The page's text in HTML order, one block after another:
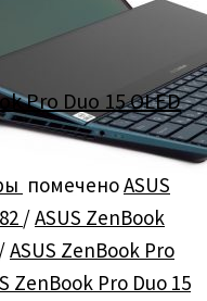
Pro Duo 15 OLED
помеченоASUS
/ASUS ZenBook
/ASUS ZenBook Pro
ZenBook Pro Duo 15